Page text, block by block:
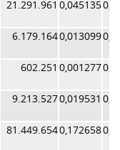
21.291.961 0,045135
6.179.1640,013099
602.251 0,001277
9.213.5270,019531
81.449.6540,172658